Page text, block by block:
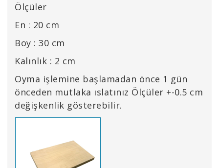
Ölçüler
En : 20 cm
Boy : 30 cm
Kalınlık : 2 cm
Oyma işlemine başlamadan önce 1 gün
önceden mutlaka ıslatınız Ölçüler +-0.5 cm
değişkenlik gösterebilir.